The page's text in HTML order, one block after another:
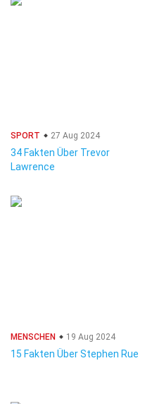
SPORT 27 Aug 2024
34 Fakten Über Trevor
Lawrence
MENSCHEN 19 Aug 2024
15 Fakten Über Stephen Rue